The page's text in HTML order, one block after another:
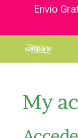
Envio
My